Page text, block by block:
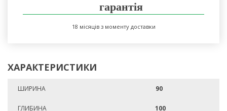
гарантія
18 місяців з моменту доставки
ХАРАКТЕРИСТИКИ
ШИРИНА 90
ГЛИБИНА 100